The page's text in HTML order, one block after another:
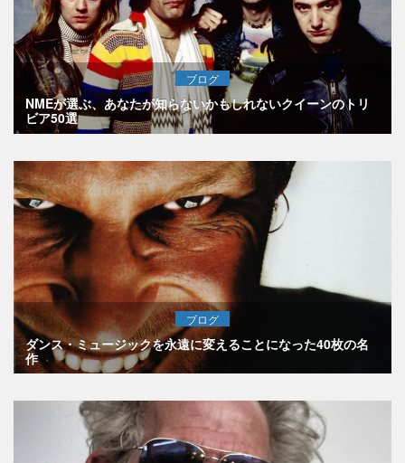
ブログ
NMEが選ぶ、あなたが知らないかもしれないクイーンのトリ
ビア50選
ブログ
ダンス・ミュージックを永遠に変えることになった40枚の名
作